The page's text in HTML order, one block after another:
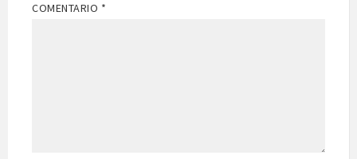
COMENTARIO *